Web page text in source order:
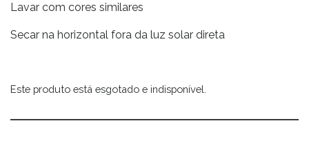
Lavar com cores similares
Secar na horizontal fora da luz solar direta
Este produto está esgotado e indisponível.
Alternative: